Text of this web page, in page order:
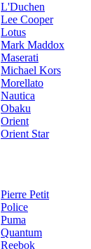
L'Duchen
Lee Cooper
Lotus
Mark Maddox
Maserati
Michael Kors
Morellato
Nautica
Obaku
Orient
Orient Star
Pierre Petit
Police
Puma
Quantum
Reebok